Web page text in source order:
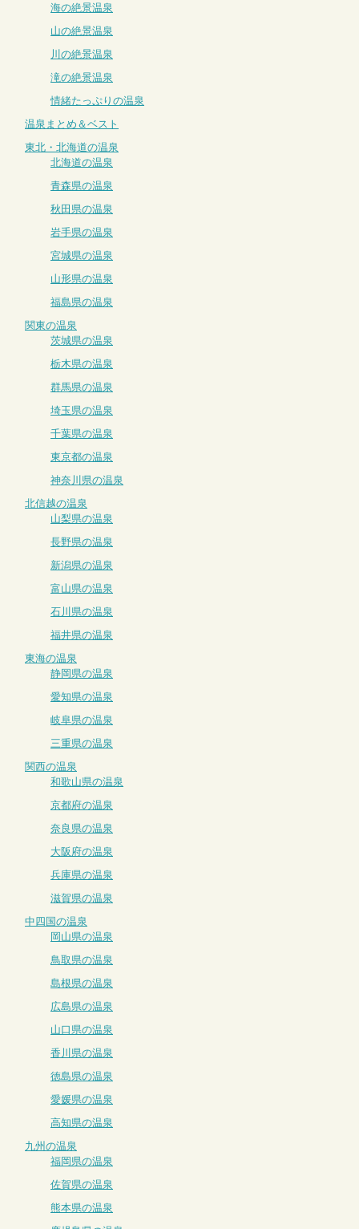
海の絶景温泉
山の絶景温泉
川の絶景温泉
滝の絶景温泉
情緒たっぷりの温泉
温泉まとめ＆ベスト
東北・北海道の温泉
北海道の温泉
青森県の温泉
秋田県の温泉
岩手県の温泉
宮城県の温泉
山形県の温泉
福島県の温泉
関東の温泉
茨城県の温泉
栃木県の温泉
群馬県の温泉
埼玉県の温泉
千葉県の温泉
東京都の温泉
神奈川県の温泉
北信越の温泉
山梨県の温泉
長野県の温泉
新潟県の温泉
富山県の温泉
石川県の温泉
福井県の温泉
東海の温泉
静岡県の温泉
愛知県の温泉
岐阜県の温泉
三重県の温泉
関西の温泉
和歌山県の温泉
京都府の温泉
奈良県の温泉
大阪府の温泉
兵庫県の温泉
滋賀県の温泉
中四国の温泉
岡山県の温泉
鳥取県の温泉
島根県の温泉
広島県の温泉
山口県の温泉
香川県の温泉
徳島県の温泉
愛媛県の温泉
高知県の温泉
九州の温泉
福岡県の温泉
佐賀県の温泉
熊本県の温泉